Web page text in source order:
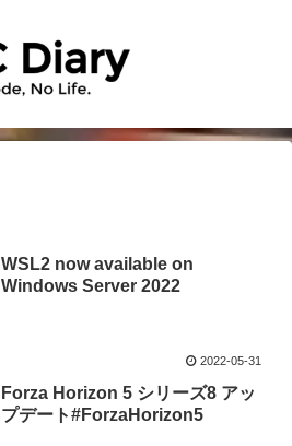
WSL2 now available on
Windows Server 2022
2022-05-31
Forza Horizon 5 シリーズ8 アッ
プデート#ForzaHorizon5